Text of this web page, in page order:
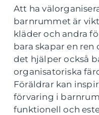
Att ha
barnrummet är
kläder och andra
bara skapar en
det hjälper också
organisatoriska
Föräldrar kan
förvaring i
funktionell och